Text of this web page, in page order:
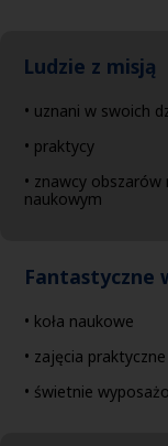
Ludzie z misją
• uznani w swoich
• praktycy
• znawcy
naukowym
Fantastyczne
• koła naukowe
• zajęcia praktyczne
• świetnie